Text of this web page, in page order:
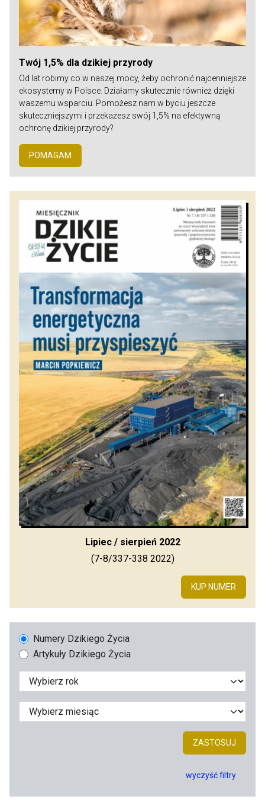
Twój 1,5% dla dzikiej przyrody
Od lat robimy co w naszej mocy, żeby ochronić najcenniejsze
ekosystemy w Polsce. Działamy skutecznie również dzięki
waszemu wsparciu. Pomożesz nam w byciu jeszcze
skuteczniejszymi i przekażesz swój 1,5% na efektywną
ochronę dzikiej przyrody?
POMAGAM
Lipiec / sierpień 2022
(7-8/337-338 2022)
KUP NUMER
Numery Dzikiego Życia
Artykuły Dzikiego Życia
ZASTOSUJ
wyczyść filtry